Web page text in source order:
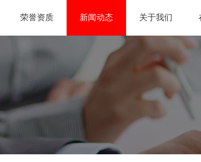
荣誉资质 新闻动态 关于我们